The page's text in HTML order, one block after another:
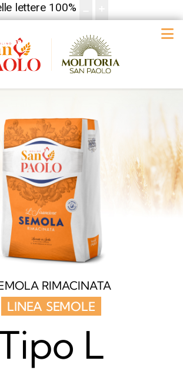
lettere 100%
RIMACINATA
LINEA SEMOLE
L